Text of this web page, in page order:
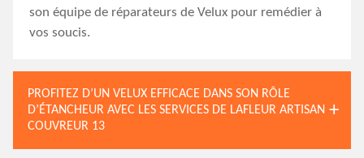
son équipe de réparateurs de Velux pour remédier à
vos soucis.
PROFITEZ D’UN VELUX EFFICACE DANS SON RÔLE
D’ÉTANCHEUR AVEC LES SERVICES DE LAFLEUR ARTISAN
COUVREUR 13